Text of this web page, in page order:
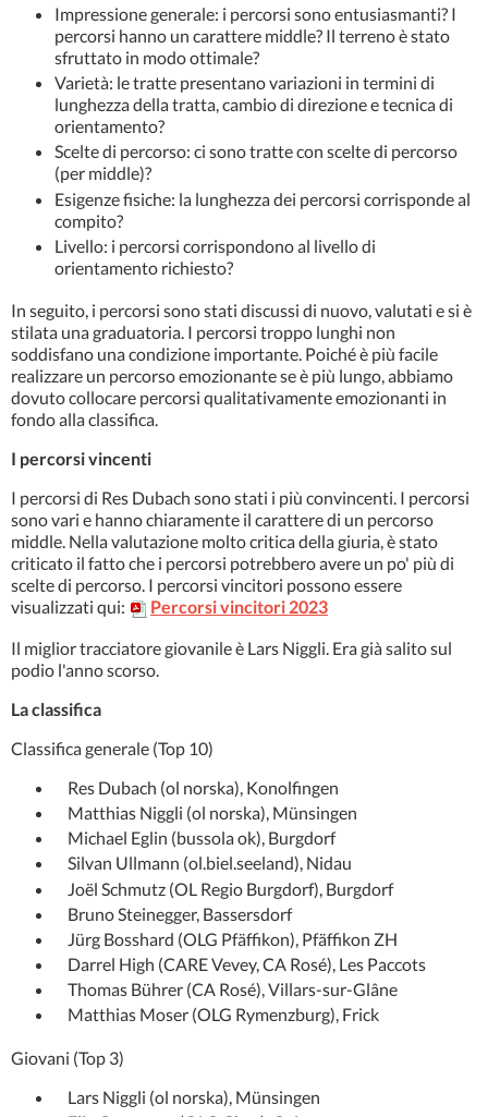
Impressione generale: i percorsi sono entusiasmanti? I
percorsi hanno un carattere middle? Il terreno è stato
sfruttato in modo ottimale?
Varietà: le tratte presentano variazioni in termini di
lunghezza della tratta, cambio di direzione e tecnica di
orientamento?
Scelte di percorso: ci sono tratte con scelte di percorso
(per middle)?
Esigenze fisiche: la lunghezza dei percorsi corrisponde al
compito?
Livello: i percorsi corrispondono al livello di
orientamento richiesto?
In seguito, i percorsi sono stati discussi di nuovo, valutati e si è
stilata una graduatoria. I percorsi troppo lunghi non
soddisfano una condizione importante. Poiché è più facile
realizzare un percorso emozionante se è più lungo, abbiamo
dovuto collocare percorsi qualitativamente emozionanti in
fondo alla classifica.
I percorsi vincenti
I percorsi di Res Dubach sono stati i più convincenti. I percorsi
sono vari e hanno chiaramente il carattere di un percorso
middle. Nella valutazione molto critica della giuria, è stato
criticato il fatto che i percorsi potrebbero avere un po' più di
scelte di percorso. I percorsi vincitori possono essere
visualizzati qui:
Percorsi vincitori 2023
Il miglior tracciatore giovanile è Lars Niggli. Era già salito sul
podio l'anno scorso.
La classifica
Classifica generale (Top 10)
Res Dubach (ol norska), Konolfingen
Matthias Niggli (ol norska), Münsingen
Michael Eglin (bussola ok), Burgdorf
Silvan Ullmann (ol.biel.seeland), Nidau
Joël Schmutz (OL Regio Burgdorf), Burgdorf
Bruno Steinegger, Bassersdorf
Jürg Bosshard (OLG Pfäffikon), Pfäffikon ZH
Darrel High (CARE Vevey, CA Rosé), Les Paccots
Thomas Bührer (CA Rosé), Villars-sur-Glâne
Matthias Moser (OLG Rymenzburg), Frick
Giovani (Top 3)
Lars Niggli (ol norska), Münsingen